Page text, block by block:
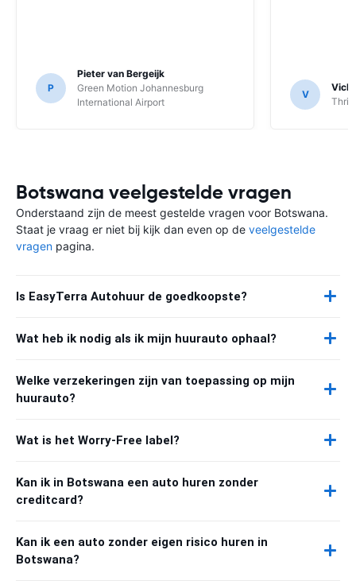
P
Pieter van Bergeijk
Green Motion Johannesburg
International Airport
V
Vick
Botswana veelgestelde vragen
Onderstaand zijn de meest gestelde vragen voor Botswana.
Staat je vraag er niet bij kijk dan even op de veelgestelde
vragen pagina.
Is EasyTerra Autohuur de goedkoopste?
Wat heb ik nodig als ik mijn huurauto ophaal?
Welke verzekeringen zijn van toepassing op mijn
huurauto?
Wat is het Worry-Free label?
Kan ik in Botswana een auto huren zonder
creditcard?
Kan ik een auto zonder eigen risico huren in
Botswana?